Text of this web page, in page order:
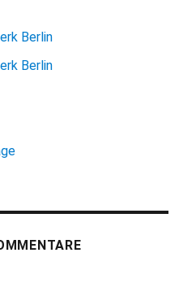
Berlin
Berlin